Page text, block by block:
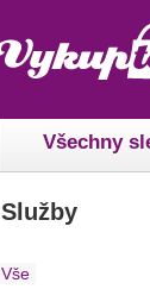
Všechny
Služby
Vše